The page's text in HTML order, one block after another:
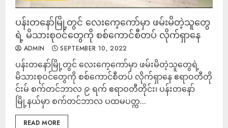
ပန်းတနော်မြို့တွင် လေးကေ့ကော်မှာ ဖမ်းမိတဲ့သူတွေ
ရဲ့ မိသားစုဝင်တွေကို စစ်ကောင်စီတပ် လိုက်ရှာနေ
ADMIN SEPTEMBER 10, 2022
ပန်းတနော်မြို့တွင် လေးကေ့ကော်မှာ ဖမ်းမိတဲ့သူတွေရဲ့
မိသားစုဝင်တွေကို စစ်ကောင်စီတပ် လိုက်ရှာနေ ဧရာဝတီတို
င်းမ် စက်တင်ဘာလ ၉ ရက် ဧရာဝတီတိုင်း၊ ပန်းတနော်
မြို့နယ်မှာ စက်တင်ဘာလ ပထမပတ္က...
READ MORE